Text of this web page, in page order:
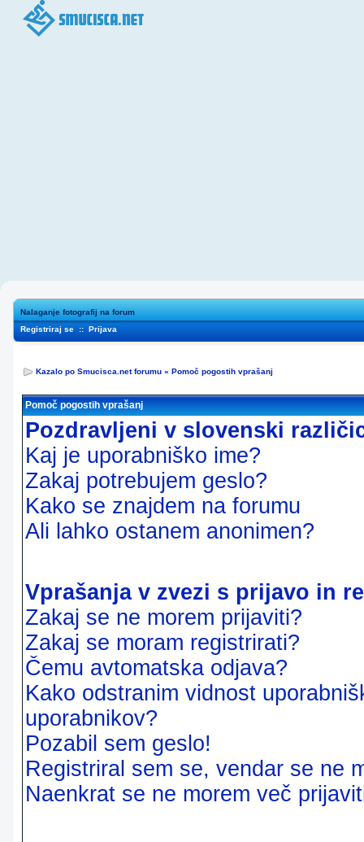
Nalaganje fotografij na forum
Registriraj se :: Prijava
Kazalo po Smucisca.net forumu » Pomoč pogostih vprašanj
Pomoč pogostih vprašanj
Pozdravljeni v slovenski
Kaj je uporabniško ime?
Zakaj potrebujem geslo?
Kako se znajdem na forumu
Ali lahko ostanem anonimen?
Vprašanja v zvezi s prijavo in
Zakaj se ne morem prijaviti?
Zakaj se moram registrirati?
Čemu avtomatska odjava?
Kako odstranim vidnost
uporabnikov?
Pozabil sem geslo!
Registriral sem se, vendar se ne
Naenkrat se ne morem več